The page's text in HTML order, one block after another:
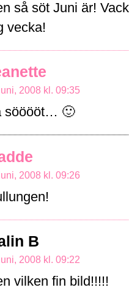
så söt Juni är!
vecka!
2008 kl. 09:35
sööööt… 🙂
2008 kl. 09:26
B
2008 kl. 09:22
vilken fin bild!!!!!